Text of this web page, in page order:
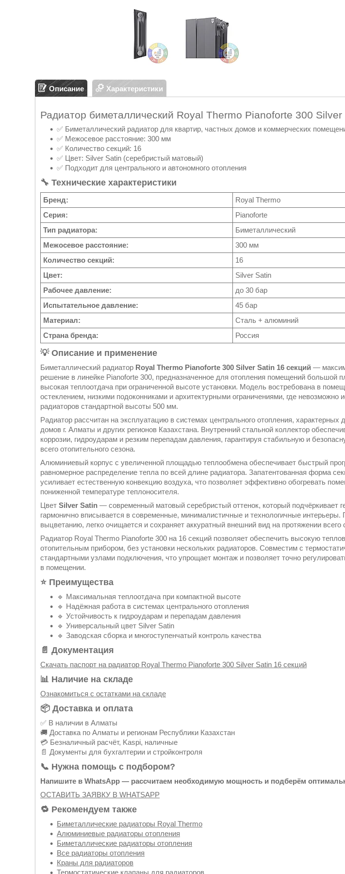
Описание Характеристики
Радиатор биметаллический Royal Thermo Pianoforte 300 Silver
✅ Биметаллический радиатор для квартир, частных домов и коммерческих
✅ Межосевое расстояние: 300 мм
✅ Количество секций: 16
✅ Цвет: Silver Satin (серебристый матовый)
✅ Подходит для центрального и автономного отопления
🔧 Технические характеристики
Бренд:
Royal Thermo
Серия:
Pianoforte
Тип радиатора:
Биметаллический
Межосевое расстояние:
300 мм
Количество секций:
16
Цвет:
Silver Satin
Рабочее давление:
до 30 бар
Испытательное давление:
45 бар
Материал:
Сталь + алюминий
Страна бренда:
Россия
💡 Описание и применение
Биметаллический радиатор Royal Thermo Pianoforte 300 Silver Satin 16 секций —
решение в линейке Pianoforte 300, предназначенное для отопления помещений большой
высокая теплоотдача при ограниченной высоте установки. Модель востребована в
остеклением, низкими подоконниками и архитектурными ограничениями, где невозможно
радиаторов стандартной высоты 500 мм.
Радиатор рассчитан на эксплуатацию в системах центрального отопления, характерных
домов г. Алматы и других регионов Казахстана. Внутренний стальной коллектор
коррозии, гидроударам и резким перепадам давления, гарантируя стабильную и
всего отопительного сезона.
Алюминиевый корпус с увеличенной площадью теплообмена обеспечивает быстрый
равномерное распределение тепла по всей длине радиатора. Запатентованная форма
усиливает естественную конвекцию воздуха, что позволяет эффективно обогревать
пониженной температуре теплоносителя.
Цвет Silver Satin — современный матовый серебристый оттенок, который подчёркивает
гармонично вписывается в современные, минималистичные и технологичные интерьеры.
выцветанию, легко очищается и сохраняет аккуратный внешний вид на протяжении всего
Радиатор Royal Thermo Pianoforte 300 на 16 секций позволяет обеспечить высокую
отопительным прибором, без установки нескольких радиаторов. Совместим с
стандартными узлами подключения, что упрощает монтаж и позволяет точно
в помещении.
⭐ Преимущества
🔹 Максимальная теплоотдача при компактной высоте
🔹 Надёжная работа в системах центрального отопления
🔹 Устойчивость к гидроударам и перепадам давления
🔹 Универсальный цвет Silver Satin
🔹 Заводская сборка и многоступенчатый контроль качества
📄 Документация
Скачать паспорт на радиатор Royal Thermo Pianoforte 300 Silver Satin 16 секций
📊 Наличие на складе
Ознакомиться с остатками на складе
📦 Доставка и оплата
✅ В наличии в Алматы
🚚 Доставка по Алматы и регионам Республики Казахстан
💳 Безналичный расчёт, Kaspi, наличные
📄 Документы для бухгалтерии и стройконтроля
📞 Нужна помощь с подбором?
Напишите в WhatsApp — рассчитаем необходимую мощность и подберём
ОСТАВИТЬ ЗАЯВКУ В WHATSAPP
🔁 Рекомендуем также
Биметаллические радиаторы Royal Thermo
Алюминиевые радиаторы отопления
Биметаллические радиаторы отопления
Все радиаторы отопления
Краны для радиаторов